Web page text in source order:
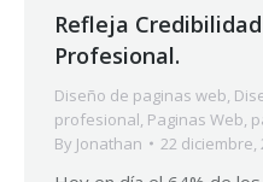
Refleja
Profesional.
Diseño de paginas web,
profesional, Paginas Web,
By Jonathan 22 diciembre,